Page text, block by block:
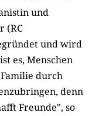
und
(RC
und wird
es, Menschen
durch
denn
Freunde", so